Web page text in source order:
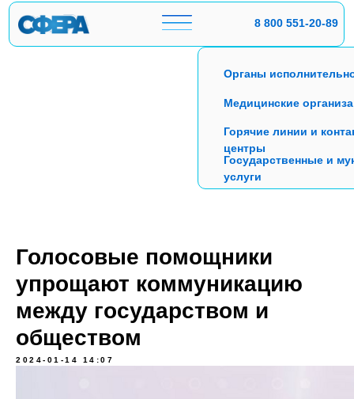
8 800 551-20-89
Органы
Медицинские
Горячие линии и
центры
Государственные и
услуги
Голосовые помощники
упрощают коммуникацию
между государством и
обществом
2024-01-14 14:07